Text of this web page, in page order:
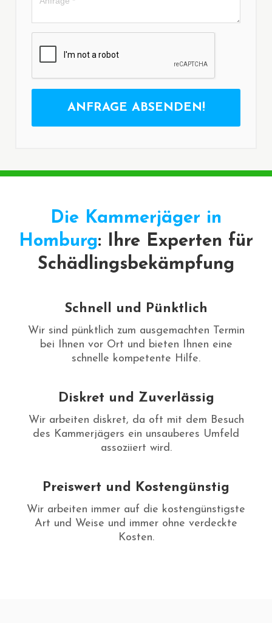
ANFRAGE ABSENDEN!
Die Kammerjäger in
Homburg: Ihre Experten für
Schädlingsbekämpfung
Schnell und Pünktlich
Wir sind pünktlich zum ausgemachten Termin
bei Ihnen vor Ort und bieten Ihnen eine
schnelle kompetente Hilfe.
Diskret und Zuverlässig
Wir arbeiten diskret, da oft mit dem Besuch
des Kammerjägers ein unsauberes Umfeld
assoziiert wird.
Preiswert und Kostengünstig
Wir arbeiten immer auf die kostengünstigste
Art und Weise und immer ohne verdeckte
Kosten.